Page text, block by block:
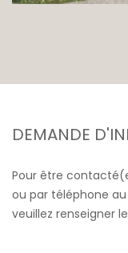
DEMANDE
Pour être
ou par téléphone
veuillez renseigner